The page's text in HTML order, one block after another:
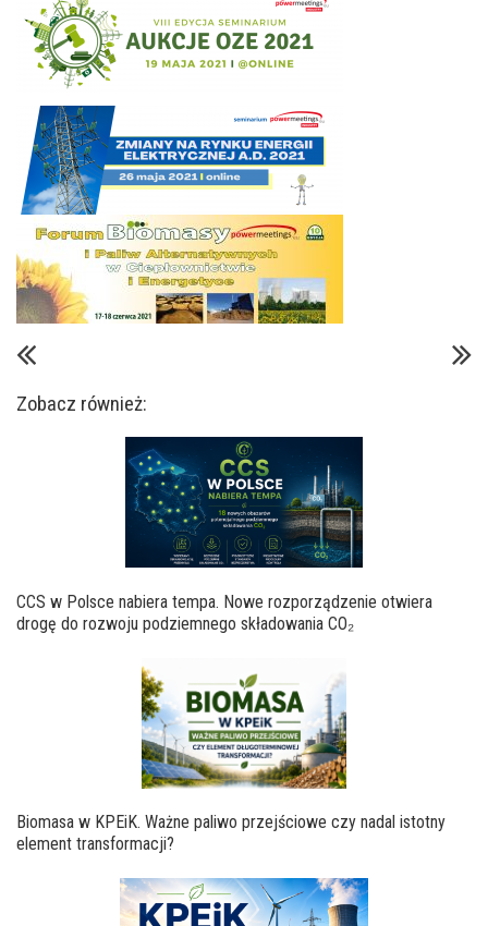
Zobacz również:
CCS w Polsce nabiera tempa. Nowe rozporządzenie otwiera
drogę do rozwoju podziemnego składowania CO₂
Biomasa w KPEiK. Ważne paliwo przejściowe czy nadal istotny
element transformacji?